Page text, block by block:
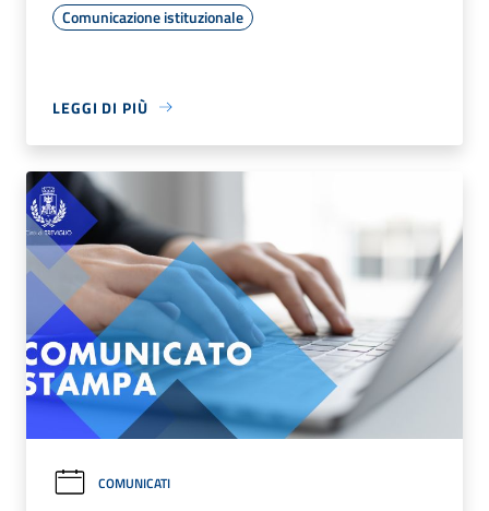
Comunicazione istituzionale
LEGGI DI PIÙ
COMUNICATI